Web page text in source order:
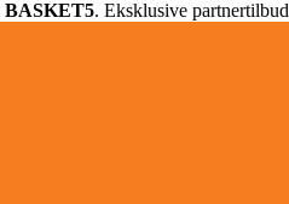
BASKET5. Eksklusive partnertilbud